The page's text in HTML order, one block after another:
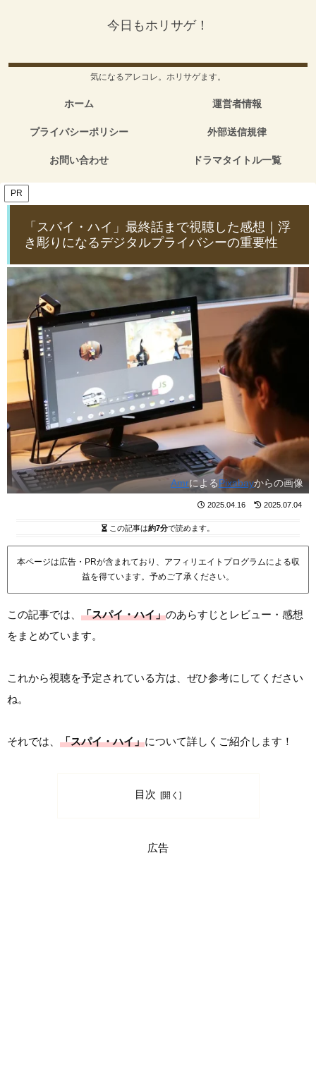
今日もホリサゲ！
気になるアレコレ。ホリサゲます。
ホーム 運営者情報
プライバシーポリシー 外部送信規律
お問い合わせ ドラマタイトル一覧
PR
「スパイ・ハイ」最終話まで視聴した感想｜浮
き彫りになるデジタルプライバシーの重要性
Amrによる Pixabayからの画像
2025.04.16 2025.07.04
この記事は約7分で読めます。
本ページは広告・PRが含まれており、アフィリエイトプログラムによる収
益を得ています。予めご了承ください。
この記事では、 「スパイ・ハイ」のあらすじとレビュー・感想
をまとめています。
これから視聴を予定されている方は、ぜひ参考にしてください
ね。
それでは、 「スパイ・ハイ」について詳しくご紹介します！
目次
広告